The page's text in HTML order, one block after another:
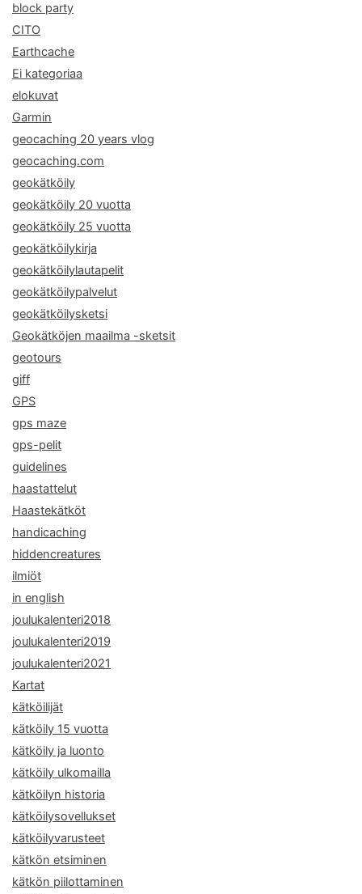
block party
CITO
Earthcache
Ei kategoriaa
elokuvat
Garmin
geocaching 20 years vlog
geocaching.com
geokätköily
geokätköily 20 vuotta
geokätköily 25 vuotta
geokätköilykirja
geokätköilylautapelit
geokätköilypalvelut
geokätköilysketsi
Geokätköjen maailma -sketsit
geotours
giff
GPS
gps maze
gps-pelit
guidelines
haastattelut
Haastekätköt
handicaching
hiddencreatures
ilmiöt
in english
joulukalenteri2018
joulukalenteri2019
joulukalenteri2021
Kartat
kätköilijät
kätköily 15 vuotta
kätköily ja luonto
kätköily ulkomailla
kätköilyn historia
kätköilysovellukset
kätköilyvarusteet
kätkön etsiminen
kätkön piilottaminen